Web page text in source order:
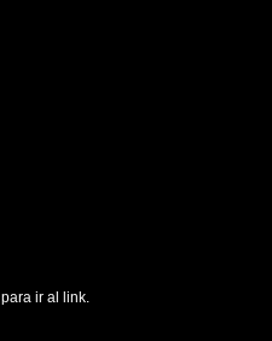
para ir al link.